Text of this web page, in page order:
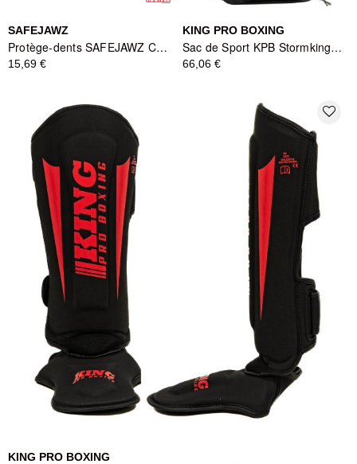
SAFEJAWZ
Protège-dents SAFEJAWZ Captain America Bleu/Blanc/Rouge - Série Marvel
15,69 €
KING PRO BOXING
Sac de Sport KPB Stormking Gymbag Noir - King Pro Boxing
66,06 €
favorite_border
KING PRO BOXING